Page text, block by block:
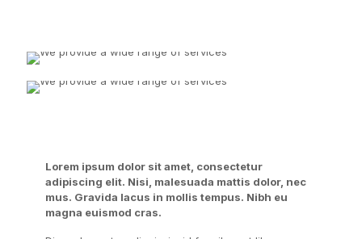
Lorem ipsum dolor sit amet, consectetur
adipiscing elit. Nisi, malesuada mattis dolor, nec
mus. Gravida lacus in mollis tempus. Nibh eu
magna euismod cras.